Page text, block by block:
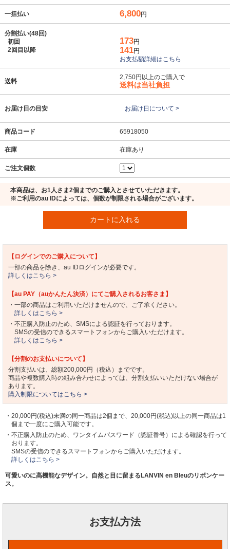
一括払い 6,800円
分割払い(48回)
初回
2回目以降
173円
141円
お支払額詳細はこちら
送料
2,750円以上のご購入で
送料は当社負担
お届け日の目安 お届け日について >
商品コード 65918050
在庫 在庫あり
ご注文個数
本商品は、お1人さま2個までのご購入とさせていただきます。
※ご利用のau IDによっては、個数が制限される場合がございます。
カートに入れる
【ログインでのご購入について】
一部の商品を除き、au IDログインが必要です。
詳しくはこちら >
【au PAY（auかんたん決済）にてご購入されるお客さま】
・一部の商品はご利用いただけませんので、ご了承ください。
詳しくはこちら >
・不正購入防止のため、SMSによる認証を行っております。
SMSの受信のできるスマートフォンからご購入いただけます。
詳しくはこちら >
【分割のお支払いについて】
分割支払いは、総額200,000円（税込）までです。
商品や複数購入時の組み合わせによっては、分割支払いいただけない場合が
あります。
購入制限についてはこちら >
・20,000円(税込)未満の同一商品は2個まで、20,000円(税込)以上の同一商品は1
個まで一度にご購入可能です。
・不正購入防止のため、ワンタイムパスワード（認証番号）による確認を行って
おります。
SMSの受信のできるスマートフォンからご購入いただけます。
詳しくはこちら >
可愛いのに高機能なデザイン。自然と目に留まるLANVIN en Bleuのリボンケー
ス。
お支払方法